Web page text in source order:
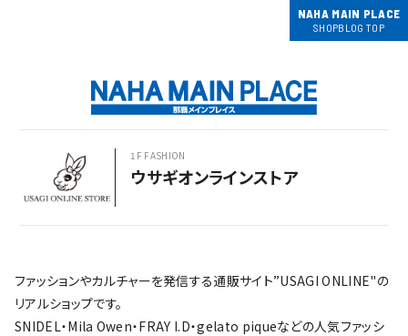
NAHA MAIN PLACE
SHOPBLOG TOP
1F FASHION
ウサギオンラインストア
ファッションやカルチャーを発信する通販サイト”USAGI ONLINE"の
リアルショップです。
SNIDEL・Mila Owen・FRAY I.D・gelato piqueなどの人気ファッシ